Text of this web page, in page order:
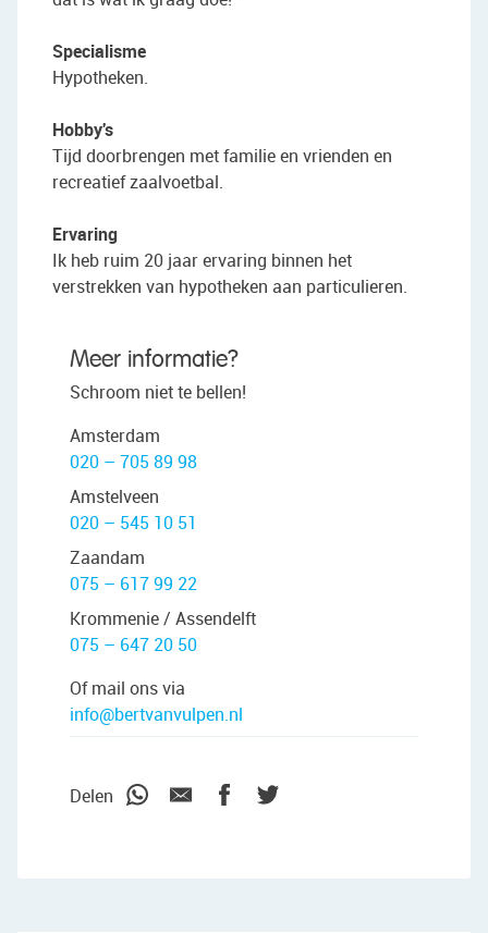
Specialisme
Hypotheken.
Hobby's
Tijd doorbrengen met familie en vrienden en
recreatief zaalvoetbal.
Ervaring
Ik heb ruim 20 jaar ervaring binnen het
verstrekken van hypotheken aan particulieren.
Meer informatie?
Schroom niet te bellen!
Amsterdam
020 – 705 89 98
Amstelveen
020 – 545 10 51
Zaandam
075 – 617 99 22
Krommenie / Assendelft
075 – 647 20 50
Of mail ons via
info@bertvanvulpen.nl
Delen